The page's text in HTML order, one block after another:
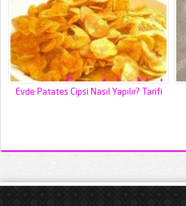
Evde Patates Cipsi Nasıl Yapılır? Tarifi